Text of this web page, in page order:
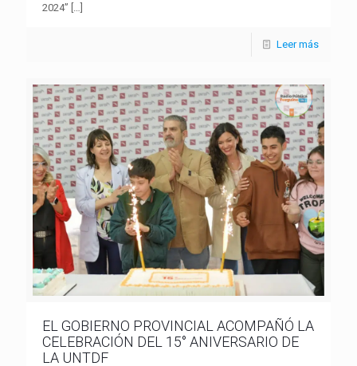
2024”
Leer más
EL GOBIERNO PROVINCIAL ACOMPAÑÓ LA
CELEBRACIÓN DEL 15° ANIVERSARIO DE
LA UNTDF